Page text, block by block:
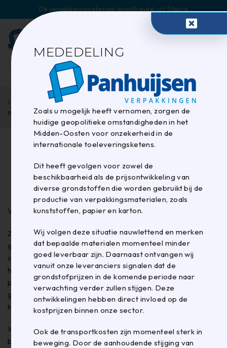
Dé verpakkingsmateriaal groothandel uit Tilburg
0
Verpakkingstapes
machinerollen
Tapes en Plakband
Verpakkingstapes
machinerollen
Verpakkingstapes machinerollen
Zoals u mogelijk heeft vernomen, zorgen de huidige
geopolitieke omstandigheden in het Midden-Oosten voor
onzekerheid in de internationale toeleveringsketens. Dit
heeft gevolgen voor zowel de beschikbaarheid als de
prijsontwikkeling van diverse grondstoffen die worden
gebruikt bij de productie van verpakkingsmaterialen, zoals
kunststoffen, papier en karton.
Wij volgen deze situatie nauwlettend en merken dat
bepaalde materialen momenteel minder goed leverbaar
MEDEDELING
Zoals u mogelijk heeft vernomen, zorgen de
huidige geopolitieke omstandigheden in het
Midden-Oosten voor onzekerheid in de
internationale toeleveringsketens.
Dit heeft gevolgen voor zowel de
beschikbaarheid als de prijsontwikkeling van
diverse grondstoffen die worden gebruikt bij de
productie van verpakkingsmaterialen, zoals
kunststoffen, papier en karton.
Wij volgen deze situatie nauwlettend en merken
dat bepaalde materialen momenteel minder
goed leverbaar zijn. Daarnaast ontvangen wij
vanuit onze leveranciers signalen dat de
grondstofprijzen in de komende periode naar
verwachting verder zullen stijgen. Deze
ontwikkelingen hebben direct invloed op de
kostprijzen binnen onze sector.
Ook de transportkosten zijn momenteel sterk in
beweging. Door de aanhoudende stijging van